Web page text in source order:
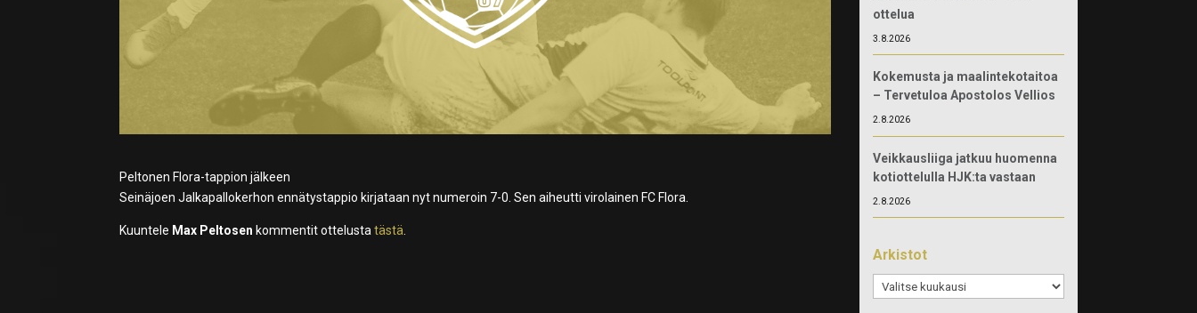
Peltonen Flora-tappion jälkeen
Seinäjoen Jalkapallokerhon ennätystappio kirjataan nyt numeroin 7-0. Sen aiheutti virolainen FC Flora.
Kuuntele Max Peltosen kommentit ottelustatästä.
ottelua
3.8.2026
Kokemusta ja maalintekotaitoa
– Tervetuloa Apostolos Vellios
2.8.2026
Veikkausliiga jatkuu huomenna
kotiottelulla HJK:ta vastaan
2.8.2026
Arkistot
Arkistot